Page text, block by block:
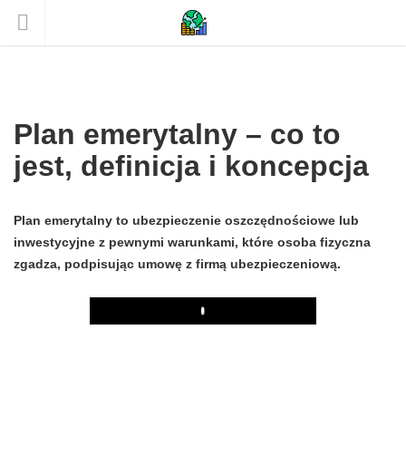
Plan emerytalny – co to
jest, definicja i koncepcja
Plan emerytalny to ubezpieczenie oszczędnościowe lub
inwestycyjne z pewnymi warunkami, które osoba fizyczna
zgadza, podpisując umowę z firmą ubezpieczeniową.
Play